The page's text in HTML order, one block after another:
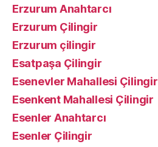
Erzurum Anahtarcı
Erzurum Çilingir
Erzurum çilingir
Esatpaşa Çilingir
Esenevler Mahallesi Çilingir
Esenkent Mahallesi Çilingir
Esenler Anahtarcı
Esenler Çilingir